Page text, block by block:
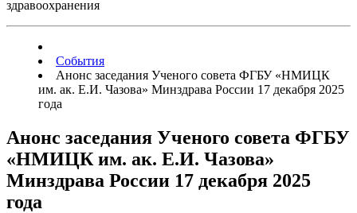
здравоохранения
События
Анонс заседания Ученого совета ФГБУ «НМИЦК
им. ак. Е.И. Чазова» Минздрава России 17 декабря 2025
года
Анонс заседания Ученого совета ФГБУ
«НМИЦК им. ак. Е.И. Чазова»
Минздрава России 17 декабря 2025
года